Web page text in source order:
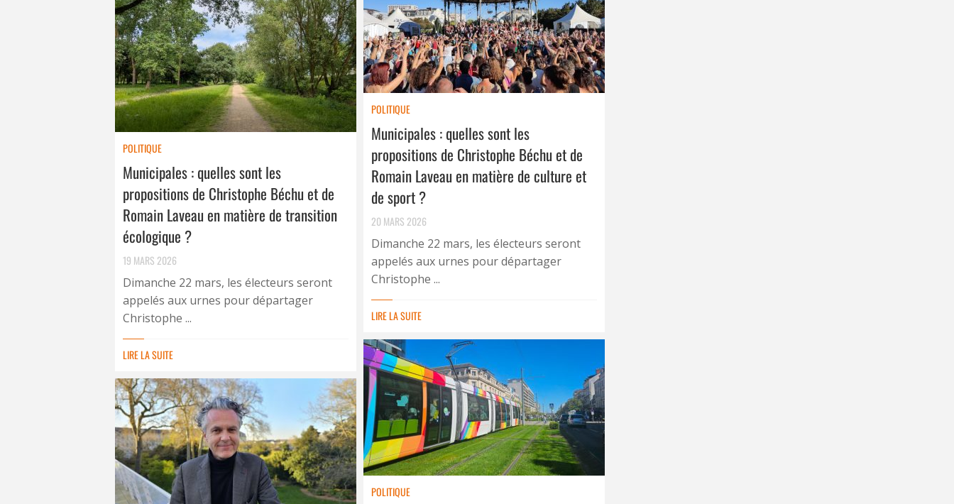
POLITIQUE
Municipales : quelles sont les
propositions de Christophe Béchu et de
Romain Laveau en matière de culture et
de sport ?
20 MARS 2026
Dimanche 22 mars, les électeurs seront
appelés aux urnes pour départager
Christophe ...
LIRE LA SUITE
POLITIQUE
Municipales : quelles sont les
propositions de Christophe Béchu et de
Romain Laveau en matière de transition
écologique ?
19 MARS 2026
Dimanche 22 mars, les électeurs seront
appelés aux urnes pour départager
Christophe ...
LIRE LA SUITE
POLITIQUE